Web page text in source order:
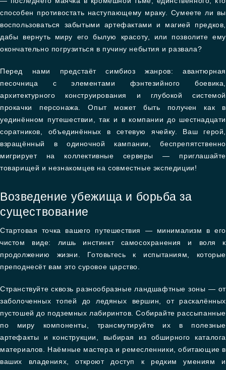
способен противостать наступающему мраку. Сумеете ли вы
воспользоваться забытыми артефактами и магией предков,
дабы вернуть миру его былую красоту, или позволите ему
окончательно погрузиться в пучину небытия и развала?
Перед нами предстаёт симбиоз жанров: авантюрная
песочница с элементами фэнтезийного боевика,
архитектурного конструирования и глубокой системой
прокачки персонажа. Опыт может быть получен как в
уединённом путешествии, так и в компании до шестнадцати
соратников, объединённых в сетевую ячейку. Ваш герой,
взращённый в одиночной кампании, беспрепятственно
мигрирует на коллективные серверы — приглашайте
товарищей и незнакомцев на совместные экспедиции!
Возведение убежища и борьба за
существование
Стартовая точка вашего путешествия — минимализм в его
чистом виде: лишь инстинкт самосохранения и воля к
продолжению жизни. Готовьтесь к испытаниям, которые
преподнесёт вам это суровое царство.
Странствуйте сквозь разнообразные ландшафтные зоны — от
заболоченных топей до ледяных вершин, от раскалённых
пустошей до подземных лабиринтов. Собирайте рассыпанные
по миру компоненты, трансмутируйте их в полезные
артефакты и конструкции, выбирая из обширного каталога
материалов. Наёмные мастера и ремесленники, обитающие в
ваших владениях, откроют доступ к редким умениям и